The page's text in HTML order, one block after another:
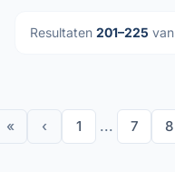
Resultaten 201–225 van
« ‹ 1 ... 7 8